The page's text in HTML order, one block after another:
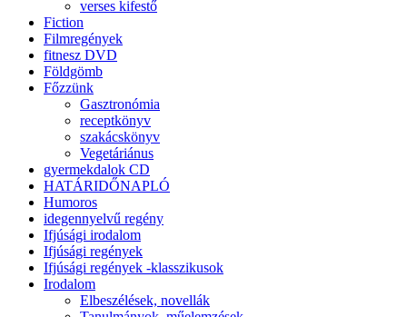
verses kifestő
Fiction
Filmregények
fitnesz DVD
Földgömb
Főzzünk
Gasztronómia
receptkönyv
szakácskönyv
Vegetáriánus
gyermekdalok CD
HATÁRIDŐNAPLÓ
Humoros
idegennyelvű regény
Ifjúsági irodalom
Ifjúsági regények
Ifjúsági regények -klasszikusok
Irodalom
Elbeszélések, novellák